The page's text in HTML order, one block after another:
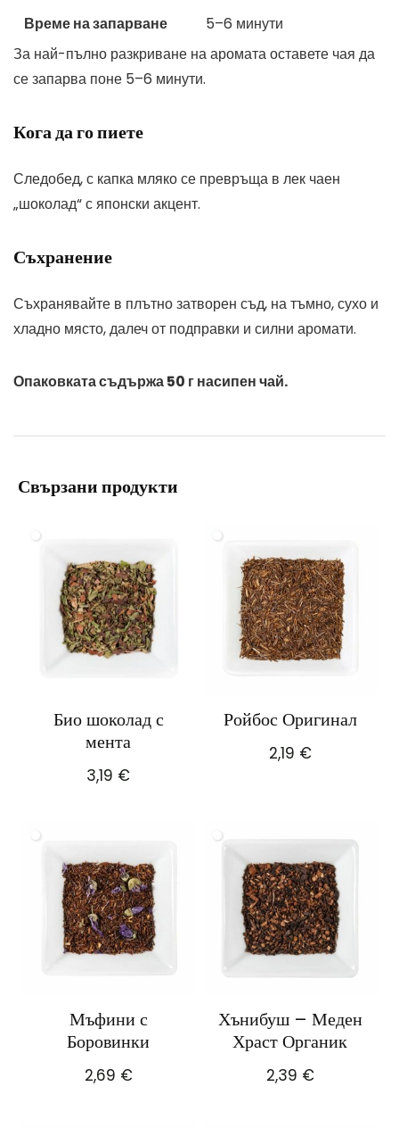
Време на запарване
5–6 минути
За най-пълно разкриване на аромата оставете чая да
се запарва поне 5–6 минути.
Кога да го пиете
Следобед, с капка мляко се превръща в лек чаен
„шоколад“ с японски акцент.
Съхранение
Съхранявайте в плътно затворен съд, на тъмно, сухо и
хладно място, далеч от подправки и силни аромати.
Опаковката съдържа 50 г насипен чай.
Свързани продукти
Био шоколад с
мента
3,19 €
Ройбос Оригинал
2,19 €
Мъфини с
Боровинки
2,69 €
Хънибуш – Меден
Храст Органик
2,39 €